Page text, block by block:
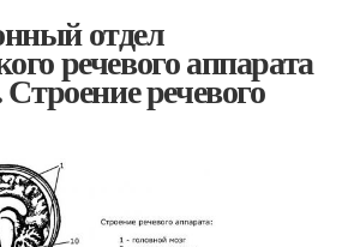
отдел
речевого аппарата
Строение речевого